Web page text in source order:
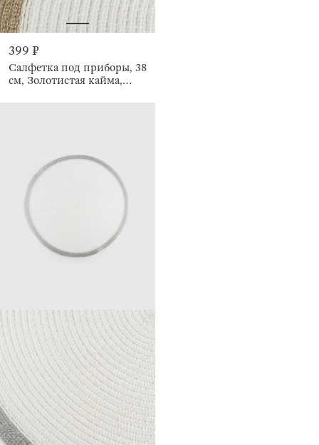
399 ₽
Салфетка под приборы, 38
см, Золотистая кайма,